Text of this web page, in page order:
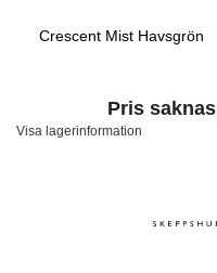
Crescent Mist Havsgrön
Pris saknas
Visa lagerinformation